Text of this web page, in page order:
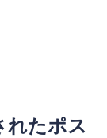
れたポス